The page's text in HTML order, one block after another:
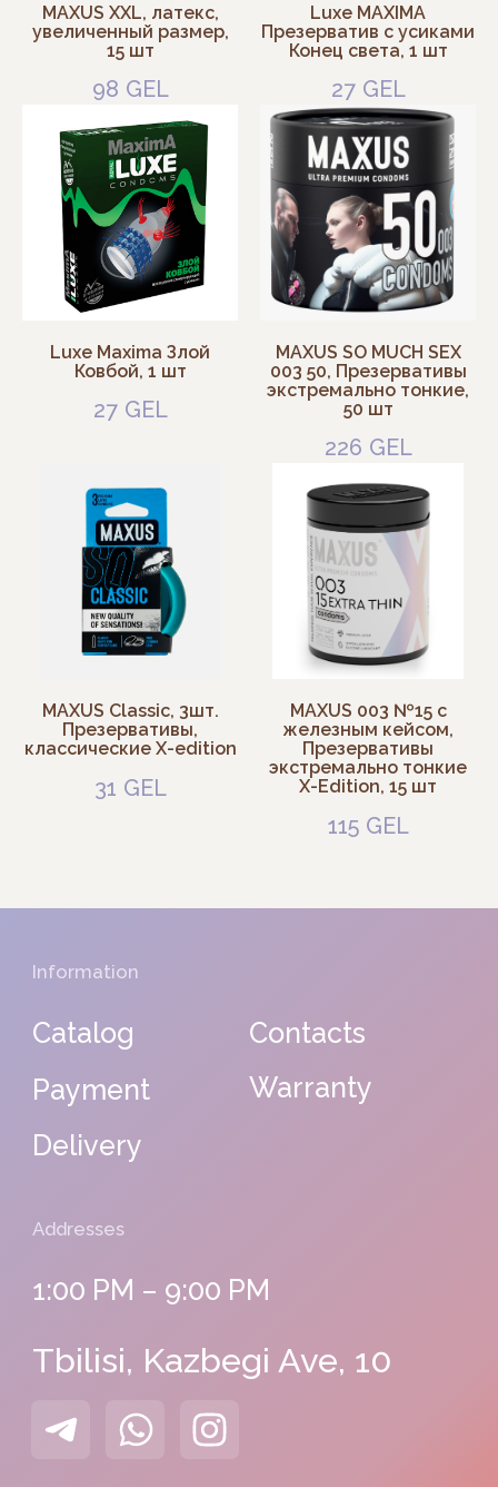
MAXUS XXL, латекс,
увеличенный размер,
15 шт
98 GEL
Luxe MAXIMA
Презерватив с усиками
Конец света, 1 шт
27 GEL
Luxe Maxima Злой
Ковбой, 1 шт
27 GEL
MAXUS SO MUCH SEX
003 50, Презервативы
экстремально тонкие,
50 шт
226 GEL
MAXUS Classic, 3шт.
Презервативы,
классические X-edition
31 GEL
MAXUS 003 №15 с
железным кейсом,
Презервативы
экстремально тонкие
X-Edition, 15 шт
115 GEL
Addresses
1:00 PM – 9:00 PM
Tbilisi, Kazbegi Ave, 10
Tbilisi, Melikishvili St, 17
Batumi, Komakhidze St, 33
Catalog
Delivery
Contacts
Georgia